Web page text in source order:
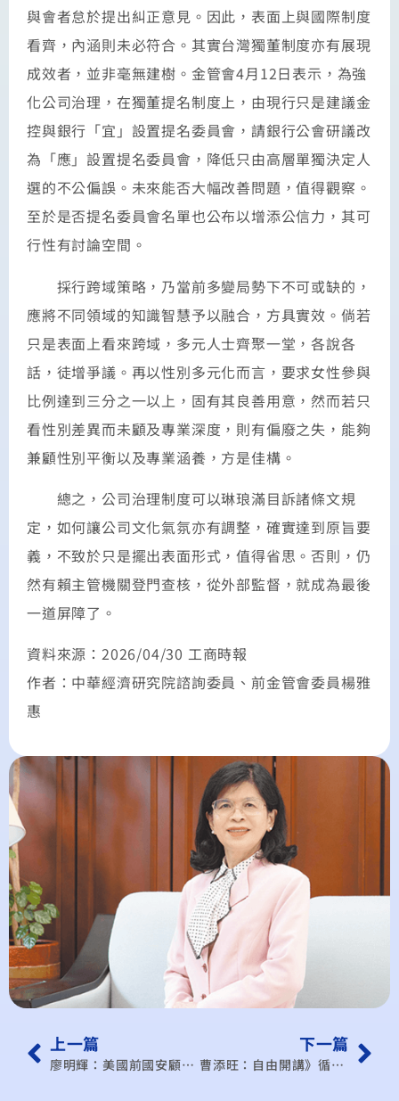
與會者怠於提出糾正意見。因此，表面上與國際制度
看齊，內涵則未必符合。其實台灣獨董制度亦有展現
成效者，並非毫無建樹。金管會4月12日表示，為強
化公司治理，在獨董提名制度上，由現行只是建議金
控與銀行「宜」設置提名委員會，請銀行公會研議改
為「應」設置提名委員會，降低只由高層單獨決定人
選的不公偏誤。未來能否大幅改善問題，值得觀察。
至於是否提名委員會名單也公布以增添公信力，其可
行性有討論空間。
採行跨域策略，乃當前多變局勢下不可或缺的，
應將不同領域的知識智慧予以融合，方具實效。倘若
只是表面上看來跨域，多元人士齊聚一堂，各說各
話，徒增爭議。再以性別多元化而言，要求女性參與
比例達到三分之一以上，固有其良善用意，然而若只
看性別差異而未顧及專業深度，則有偏廢之失，能夠
兼顧性別平衡以及專業涵養，方是佳構。
總之，公司治理制度可以琳琅滿目訴諸條文規
定，如何讓公司文化氣氛亦有調整，確實達到原旨要
義，不致於只是擺出表面形式，值得省思。否則，仍
然有賴主管機關登門查核，從外部監督，就成為最後
一道屏障了。
資料來源：2026/04/30 工商時報
作者：中華經濟研究院諮詢委員、前金管會委員楊雅
惠
上一篇
廖明輝：美國前國安顧問判斷：美伊戰爭不會以「和平協定」收場，台灣必須做好這四件事
下一篇
曹添旺：自由開講》循環經濟 不只是環保